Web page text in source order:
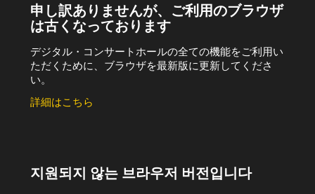
申し訳ありませんが、ご利用のブラウザ
は古くなっております
デジタル・コンサートホールの全ての機能をご利用い
ただくために、ブラウザを最新版に更新してくださ
い。
詳細はこちら
지원되지 않는 브라우저 버전입니다